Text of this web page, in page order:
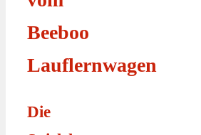
Beeboo
Lauflernwagen
Die